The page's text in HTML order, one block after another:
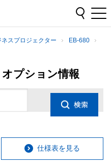
ネスプロジェクター EB-680
プション情報
仕様表を見る